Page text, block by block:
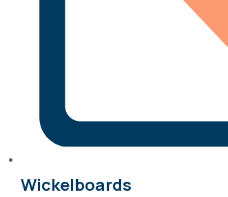
Wickelboards